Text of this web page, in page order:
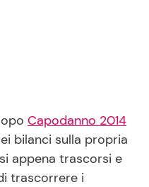
Ricette Facili e Veloci
Ricette Feste
Capodanno 2014
bilanci sulla propria
appena trascorsi e
trascorrere i